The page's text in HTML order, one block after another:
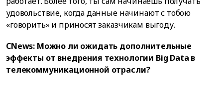
удовольствие, когда данные начинают с тобою
«говорить» и приносят заказчикам выгоду.
CNews: Можно ли ожидать дополнительные
эффекты от внедрения технологии Big Data в
телекоммуникационной отрасли?